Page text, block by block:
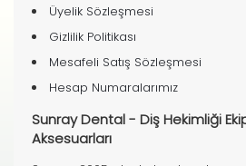
Üyelik Sözleşmesi
Gizlilik Politikası
Mesafeli Satış Sözleşmesi
Hesap Numaralarımız
Sunray Dental - Diş Hekimliği
Aksesuarları